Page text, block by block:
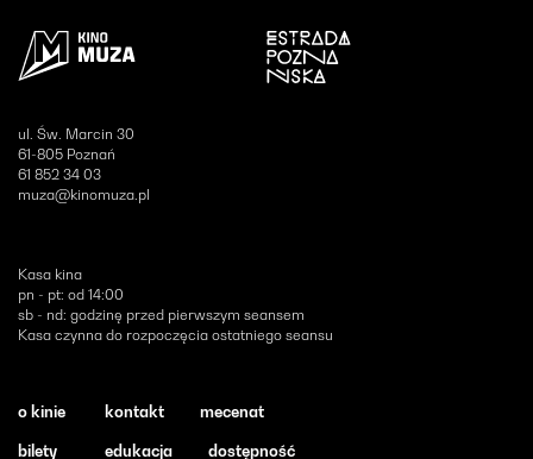
Otwiera się w nowym oknie
ul. Św. Marcin 30
61-805 Poznań
61 852 34 03
muza@kinomuza.pl
Kasa kina
pn - pt: od 14:00
sb - nd: godzinę przed pierwszym seansem
Kasa czynna do rozpoczęcia ostatniego seansu
o kinie kontakt mecenat
bilety edukacja dostępność